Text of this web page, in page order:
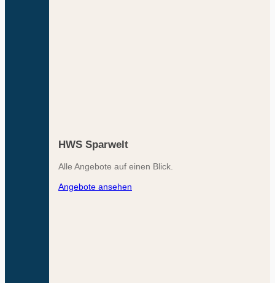
HWS Sparwelt
Alle Angebote auf einen Blick.
Angebote ansehen